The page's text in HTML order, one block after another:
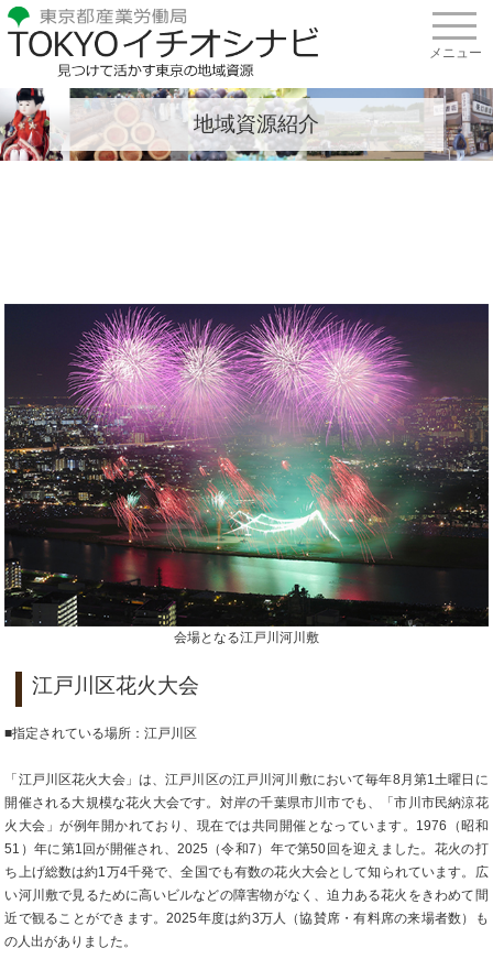
地域資源紹介
会場となる江戸川河川敷
江戸川区花火大会
■指定されている場所：江戸川区
「江戸川区花火大会」は、江戸川区の江戸川河川敷において毎年8月第1土曜日に
開催される大規模な花火大会です。対岸の千葉県市川市でも、「市川市民納涼花
火大会」が例年開かれており、現在では共同開催となっています。1976（昭和
51）年に第1回が開催され、2025（令和7）年で第50回を迎えました。花火の打
ち上げ総数は約1万4千発で、全国でも有数の花火大会として知られています。広
い河川敷で見るために高いビルなどの障害物がなく、迫力ある花火をきわめて間
近で観ることができます。2025年度は約3万人（協賛席・有料席の来場者数）も
の人出がありました。